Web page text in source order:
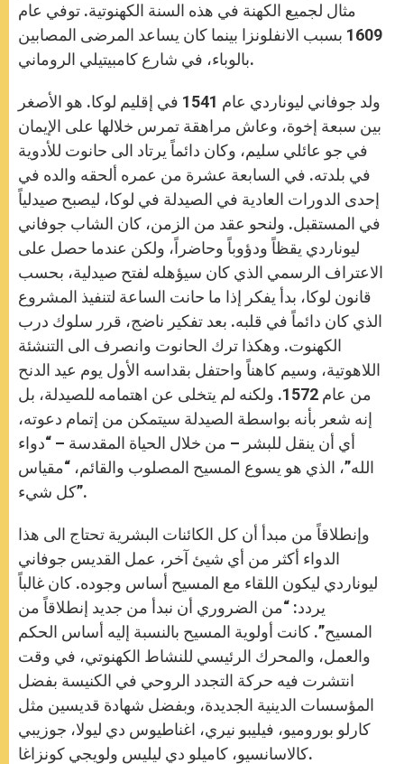
مثال لجميع الكهنة في هذه السنة الكهنوتية. توفي عام
1609 بسبب الانفلونزا بينما كان يساعد المرضى المصابين
بالوباء، في شارع كامبيتيلي الروماني.
ولد جوفاني ليوناردي عام 1541 في إقليم لوكا. هو الأصغر
بين سبعة إخوة، وعاش مراهقة تمرس خلالها على الإيمان
في جو عائلي سليم، وكان دائماً يرتاد الى حانوت للأدوية
في بلدته. في السابعة عشرة من عمره ألحقه والده في
إحدى الدورات العادية في الصيدلة في لوكا، ليصبح صيدلياً
في المستقبل. ولنحو عقد من الزمن، كان الشاب جوفاني
ليوناردي يقظاً ودؤوباً وحاضراً، ولكن عندما حصل على
الاعتراف الرسمي الذي كان سيؤهله لفتح صيدلية، بحسب
قانون لوكا، بدأ يفكر إذا ما حانت الساعة لتنفيذ المشروع
الذي كان دائماً في قلبه. بعد تفكير ناضج، قرر سلوك درب
الكهنوت. وهكذا ترك الحانوت وانصرف الى التنشئة
اللاهوتية، وسيم كاهناً واحتفل بقداسه الأول يوم عيد الدنح
من عام 1572. ولكنه لم يتخلى عن اهتمامه للصيدلة، بل
إنه شعر بأنه بواسطة الصيدلة سيتمكن من إتمام دعوته،
أي أن ينقل للبشر – من خلال الحياة المقدسة – “دواء
الله”، الذي هو يسوع المسيح المصلوب والقائم، “مقياس
كل شيء”.
وإنطلاقاً من مبدأ أن كل الكائنات البشرية تحتاج الى هذا
الدواء أكثر من أي شيئ آخر، عمل القديس جوفاني
ليوناردي ليكون اللقاء مع المسيح أساس وجوده. كان غالباً
يردد: “من الضروري أن نبدأ من جديد إنطلاقاً من
المسيح”. كانت أولوية المسيح بالنسبة إليه أساس الحكم
والعمل، والمحرك الرئيسي للنشاط الكهنوتي، في وقت
انتشرت فيه حركة التجدد الروحي في الكنيسة بفضل
المؤسسات الدينية الجديدة، وبفضل شهادة قديسين مثل
كارلو بوروميو، فيليبو نيري، اغناطيوس دي ليولا، جوزيبي
كالاسانسيو، كاميلو دي ليليس ولويجي كونزاغا.